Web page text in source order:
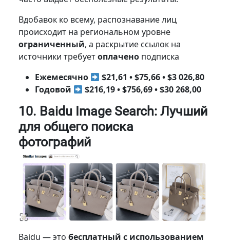
Вдобавок ко всему, распознавание лиц
происходит на региональном уровне
ограниченный, а раскрытие ссылок на
источники требуетоплачено подписка
Ежемесячно
$21,61 • $75,66 • $3 026,80
Годовой
$216,19 • $756,69 • $30 268,00
10. Baidu Image Search: Лучший
для общего поиска
фотографий
Baidu — это бесплатный с использованием